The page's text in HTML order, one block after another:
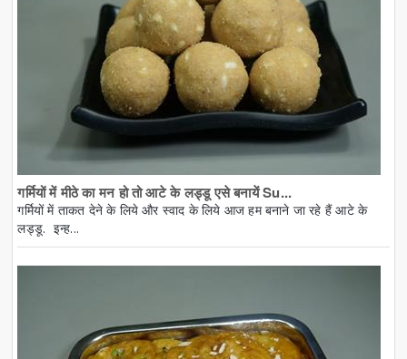
गर्मियों में मीठे का मन हो तो आटे के लड्डू एसे बनायें Su...
गर्मियों में ताकत देने के लिये और स्वाद के लिये आज हम बनाने जा रहे हैं आटे के
लड्डू. इन्ह...